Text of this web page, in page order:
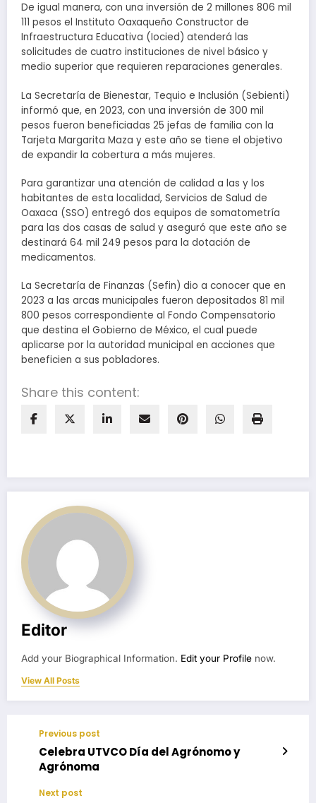
De igual manera, con una inversión de 2 millones 806 mil
111 pesos el Instituto Oaxaqueño Constructor de
Infraestructura Educativa (Iocied) atenderá las
solicitudes de cuatro instituciones de nivel básico y
medio superior que requieren reparaciones generales.
La Secretaría de Bienestar, Tequio e Inclusión (Sebienti)
informó que, en 2023, con una inversión de 300 mil
pesos fueron beneficiadas 25 jefas de familia con la
Tarjeta Margarita Maza y este año se tiene el objetivo
de expandir la cobertura a más mujeres.
Para garantizar una atención de calidad a las y los
habitantes de esta localidad, Servicios de Salud de
Oaxaca (SSO) entregó dos equipos de somatometría
para las dos casas de salud y aseguró que este año se
destinará 64 mil 249 pesos para la dotación de
medicamentos.
La Secretaría de Finanzas (Sefin) dio a conocer que en
2023 a las arcas municipales fueron depositados 81 mil
800 pesos correspondiente al Fondo Compensatorio
que destina el Gobierno de México, el cual puede
aplicarse por la autoridad municipal en acciones que
beneficien a sus pobladores.
Share this content:
Editor
Add your Biographical Information. Edit your Profile now.
View All Posts
Previous post
Celebra UTVCO Día del Agrónomo y
Agrónoma
Next post